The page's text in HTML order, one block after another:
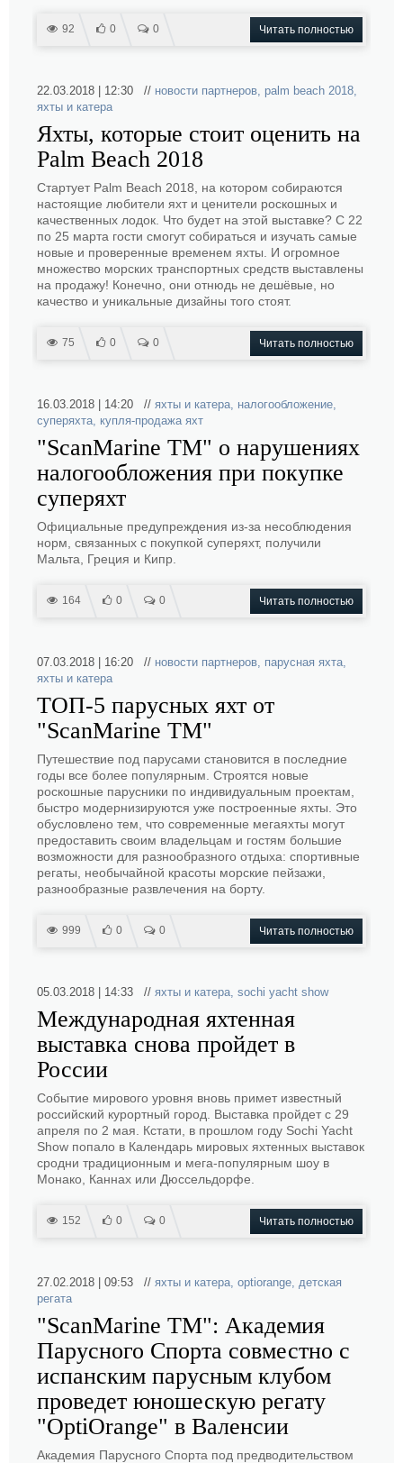
92 0 0 Читать полностью
22.03.2018 | 12:30 // новости партнеров, palm beach 2018,
яхты и катера
Яхты, которые стоит оценить на
Palm Beach 2018
Стартует Palm Beach 2018, на котором собираются
настоящие любители яхт и ценители роскошных и
качественных лодок. Что будет на этой выставке? С 22
по 25 марта гости смогут собираться и изучать самые
новые и проверенные временем яхты. И огромное
множество морских транспортных средств выставлены
на продажу! Конечно, они отнюдь не дешёвые, но
качество и уникальные дизайны того стоят.
75 0 0 Читать полностью
16.03.2018 | 14:20 // яхты и катера, налогообложение,
суперяхта, купля-продажа яхт
"ScanMarine TM" о нарушениях
налогообложения при покупке
суперяхт
Официальные предупреждения из-за несоблюдения
норм, связанных с покупкой суперяхт, получили
Мальта, Греция и Кипр.
164 0 0 Читать полностью
07.03.2018 | 16:20 // новости партнеров, парусная яхта,
яхты и катера
ТОП-5 парусных яхт от
"ScanMarine TM"
Путешествие под парусами становится в последние
годы все более популярным. Строятся новые
роскошные парусники по индивидуальным проектам,
быстро модернизируются уже построенные яхты. Это
обусловлено тем, что современные мегаяхты могут
предоставить своим владельцам и гостям большие
возможности для разнообразного отдыха: спортивные
регаты, необычайной красоты морские пейзажи,
разнообразные развлечения на борту.
999 0 0 Читать полностью
05.03.2018 | 14:33 // яхты и катера, sochi yacht show
Международная яхтенная
выставка снова пройдет в
России
Событие мирового уровня вновь примет известный
российский курортный город. Выставка пройдет с 29
апреля по 2 мая. Кстати, в прошлом году Sochi Yacht
Show попало в Календарь мировых яхтенных выставок
сродни традиционным и мега-популярным шоу в
Монако, Каннах или Дюссельдорфе.
152 0 0 Читать полностью
27.02.2018 | 09:53 // яхты и катера, optiorange, детская
регата
"ScanMarine TM": Академия
Парусного Спорта совместно с
испанским парусным клубом
проведет юношескую регату
"OptiOrange" в Валенсии
Академия Парусного Спорта под предводительством